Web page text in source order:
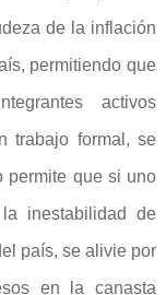
de la inflación
permitiendo que
activos
trabajo formal, se
permite que si uno
inestabilidad de
país, se alivie por
en la canasta